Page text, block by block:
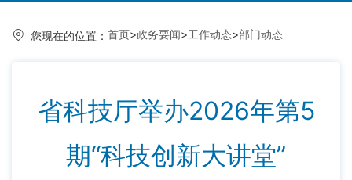
您现在的位置： 首页>政务要闻>工作动态>部门动态
省科技厅举办2026年第5
期“科技创新大讲堂”